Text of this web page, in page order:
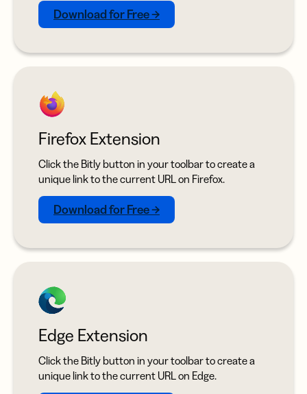
Download for Free →
Firefox Extension
Click the Bitly button in your toolbar to create a
unique link to the current URL on Firefox.
Download for Free →
Edge Extension
Click the Bitly button in your toolbar to create a
unique link to the current URL on Edge.